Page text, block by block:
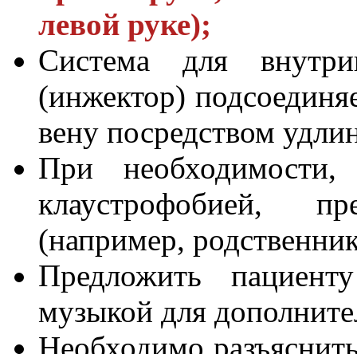
левой руке);
Система для
(инжектор)
вену посредством
При
клаустрофобией,
(например,
Предложить
музыкой для